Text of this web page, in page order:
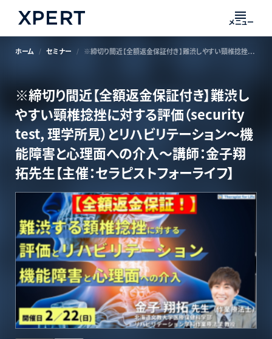
メニュー
ホーム セミナー ※締切り間近【全額返金保証付き】難渋しやすい頸椎捻挫に対する評価（security test, 理学所見）とリハビリテーション～機能障害と心理面への介入～講師：金子翔拓先生【主催：セラピストフォーライフ】
※締切り間近【全額返金保証付き】難渋し
やすい頸椎捻挫に対する評価（security
test, 理学所見）とリハビリテーション～機
能障害と心理面への介入～講師：金子翔
拓先生【主催：セラピストフォーライフ】